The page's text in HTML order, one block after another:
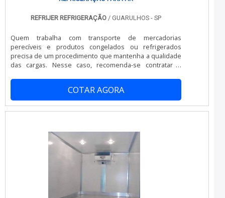
REFRIJER REFRIGERAÇÃO / GUARULHOS - SP
Quem trabalha com transporte de mercadorias
perecíveis e produtos congelados ou refrigerados
precisa de um procedimento que mantenha a qualidade
das cargas. Nesse caso, recomenda-se contratar o
como objetivo conservar a temperatura ideal em
produtos refrigerados impedindo que sofram com as
variações climáticas durante o transporte.O serviço de
refrigeração para caminhonetes ou caminhões do
COTAR AGORA